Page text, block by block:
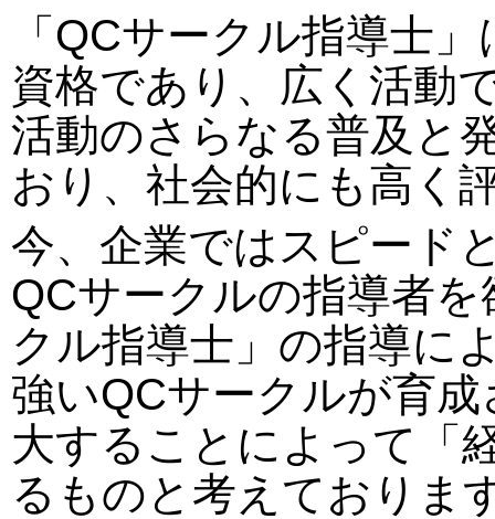
「QCサークル指導士
資格であり、広く活動
活動のさらなる普及と
おり、社会的にも高く
今、企業ではスピード
QCサークルの指導者
クル指導士」の指導に
強いQCサークルが育
大することによって「
るものと考えておりま